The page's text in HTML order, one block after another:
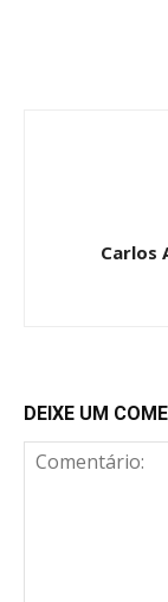
Carlos
DEIXE UM